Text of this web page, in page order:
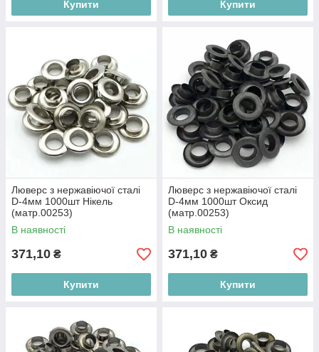
Купити Купити
Люверс з нержавіючої сталі
D-4мм 1000шт Нікель
(матр.00253)
В наявності
371,10 ₴
Купити
Люверс з нержавіючої сталі
D-4мм 1000шт Оксид
(матр.00253)
В наявності
371,10 ₴
Купити